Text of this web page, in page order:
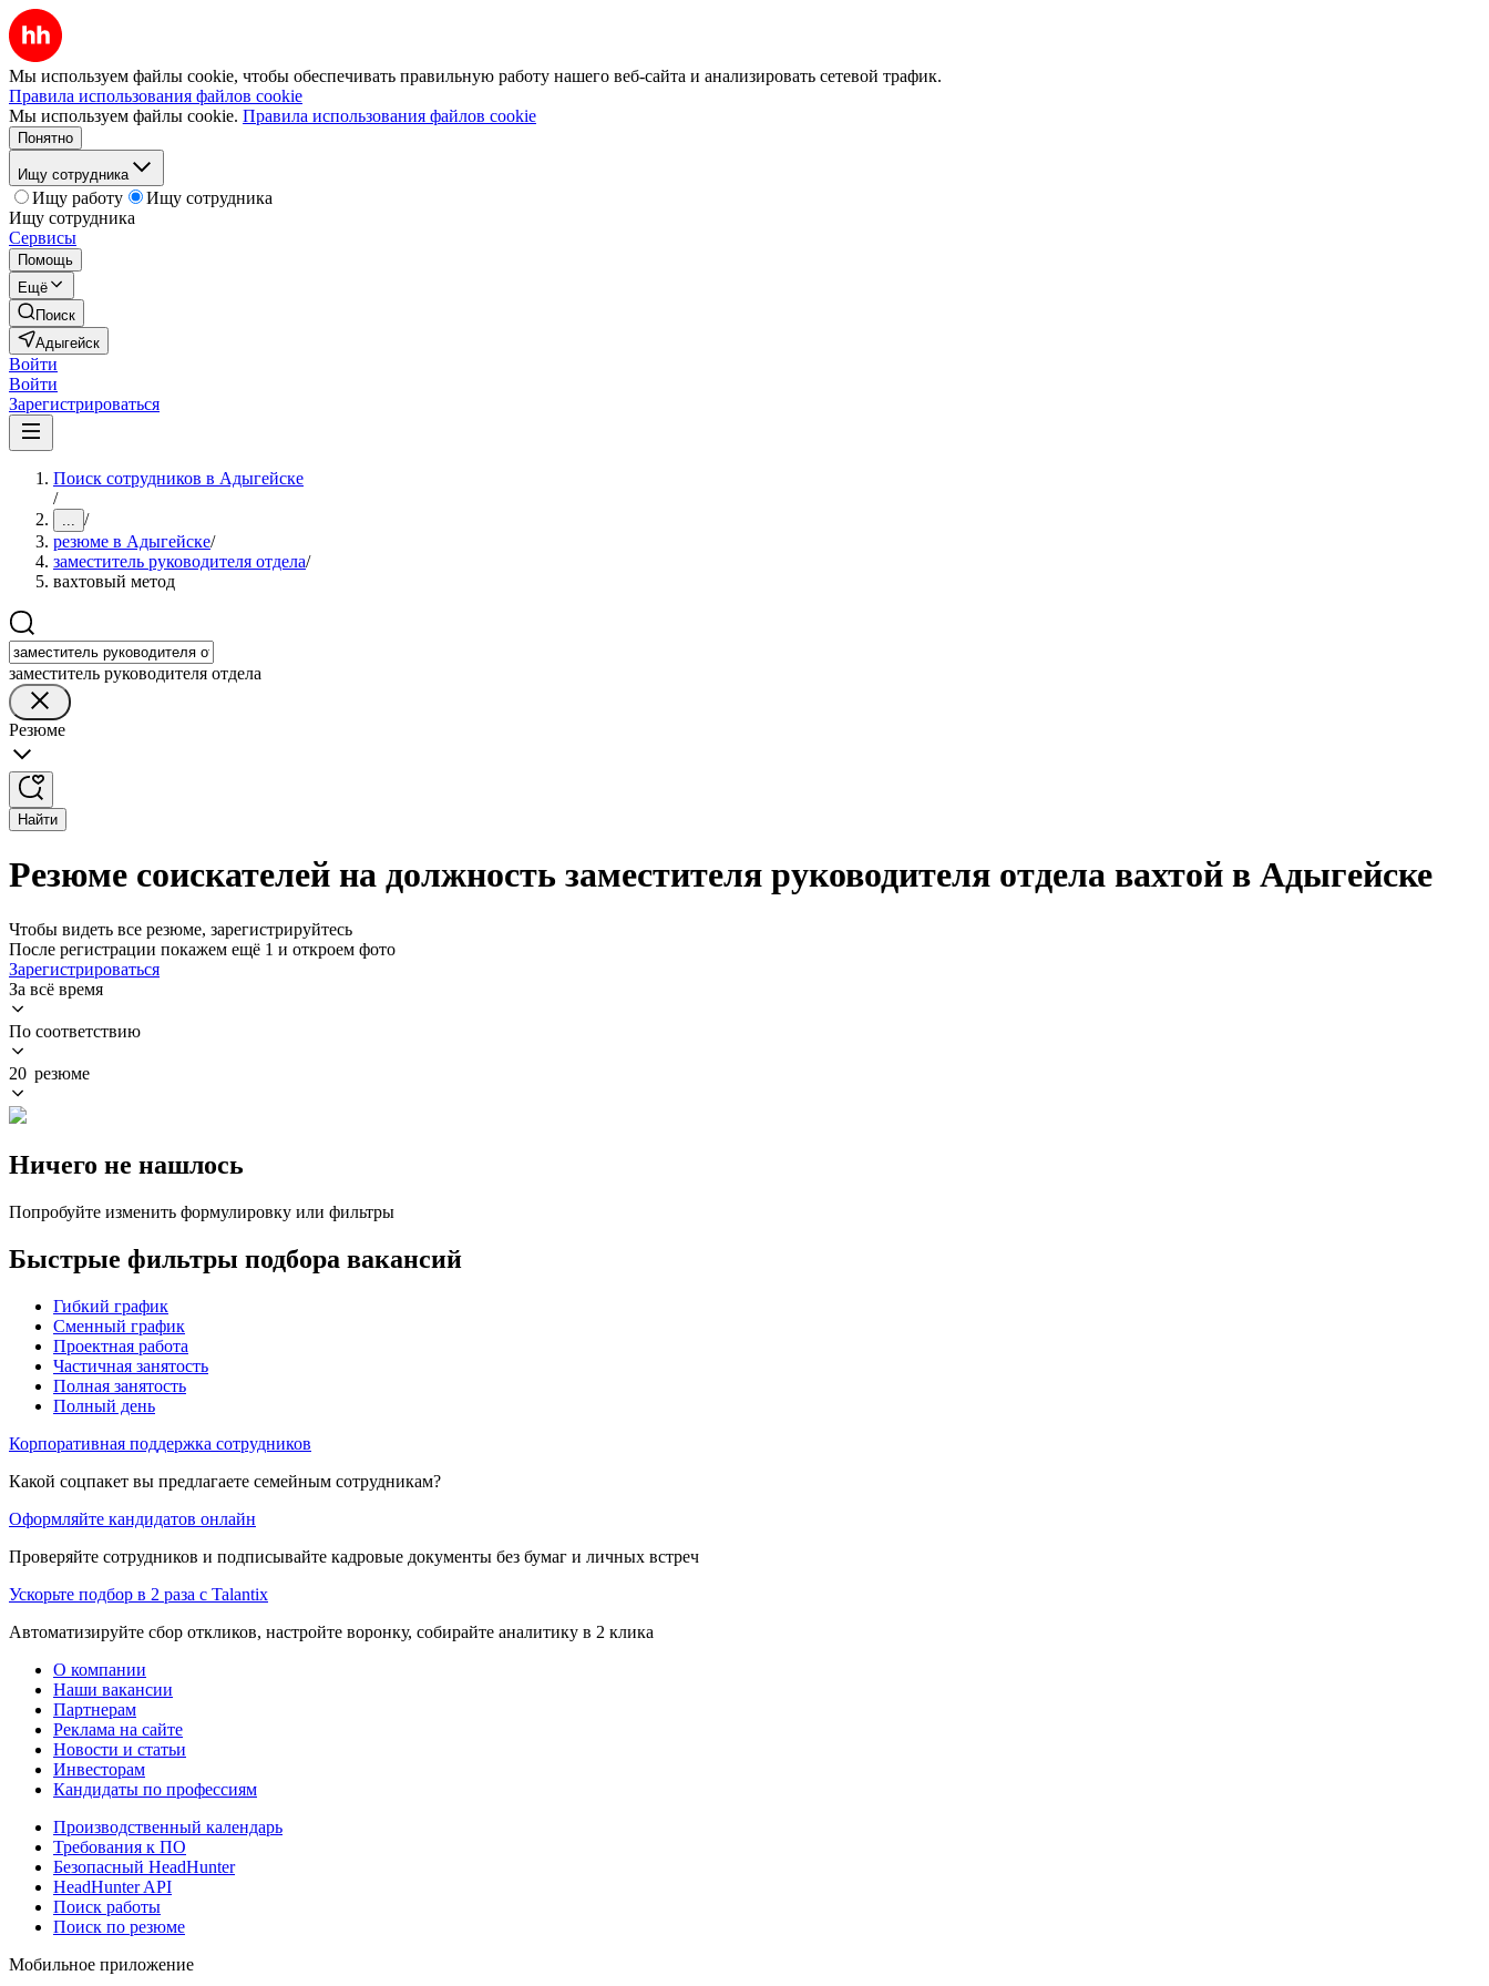
Мы используем файлы cookie, чтобы обеспечивать правильную работу нашего веб-сайта и анализировать сетевой трафик.
Правила использования файлов cookie
Мы используем файлы cookie. Правила использования файлов cookie
Понятно
Ищу сотрудника
Ищу работу
Ищу сотрудника
Ищу сотрудника
Сервисы
Помощь
Ещё
Поиск
Адыгейск
Войти
Войти
Зарегистрироваться
Поиск сотрудников в Адыгейске
/
... /
резюме в Адыгейске/
заместитель руководителя отдела/
вахтовый метод
заместитель руководителя отдела
Резюме
Найти
Резюме соискателей на должность заместителя руководителя отдела вахтой в Адыгейске
Чтобы видеть все резюме, зарегистрируйтесь
После регистрации покажем ещё 1 и откроем фото
Зарегистрироваться
За всё время
По соответствию
20 резюме
Ничего не нашлось
Попробуйте изменить формулировку или фильтры
Быстрые фильтры подбора вакансий
Гибкий график
Сменный график
Проектная работа
Частичная занятость
Полная занятость
Полный день
Корпоративная поддержка сотрудников
Какой соцпакет вы предлагаете семейным сотрудникам?
Оформляйте кандидатов онлайн
Проверяйте сотрудников и подписывайте кадровые документы без бумаг и личных встреч
Ускорьте подбор в 2 раза с Talantix
Автоматизируйте сбор откликов, настройте воронку, собирайте аналитику в 2 клика
О компании
Наши вакансии
Партнерам
Реклама на сайте
Новости и статьи
Инвесторам
Кандидаты по профессиям
Производственный календарь
Требования к ПО
Безопасный HeadHunter
HeadHunter API
Поиск работы
Поиск по резюме
Мобильное приложение